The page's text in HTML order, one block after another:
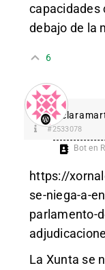
capacidades
debajo de la
6
#2533078
Bot en
https://
se-niega-a-
parlamento-
La Xunta se